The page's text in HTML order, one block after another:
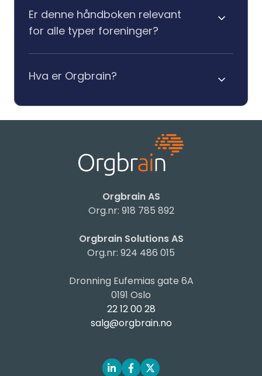
Er denne håndboken relevant
for alle typer foreninger?
Hva er Orgbrain?
Orgbrain AS
Org.nr: 918 785 892
Orgbrain Solutions AS
Org.nr: 924 486 015
Dronning Eufemias gate 6A
0191 Oslo
22 12 00 28
salg@orgbrain.no